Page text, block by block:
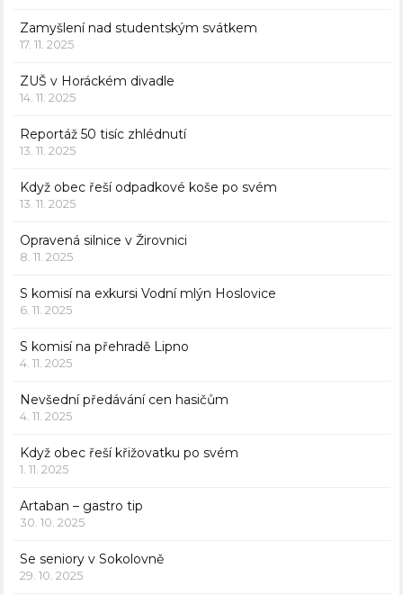
Zamyšlení nad studentským svátkem
17. 11. 2025
ZUŠ v Horáckém divadle
14. 11. 2025
Reportáž 50 tisíc zhlédnutí
13. 11. 2025
Když obec řeší odpadkové koše po svém
13. 11. 2025
Opravená silnice v Žirovnici
8. 11. 2025
S komisí na exkursi Vodní mlýn Hoslovice
6. 11. 2025
S komisí na přehradě Lipno
4. 11. 2025
Nevšední předávání cen hasičům
4. 11. 2025
Když obec řeší křižovatku po svém
1. 11. 2025
Artaban – gastro tip
30. 10. 2025
Se seniory v Sokolovně
29. 10. 2025